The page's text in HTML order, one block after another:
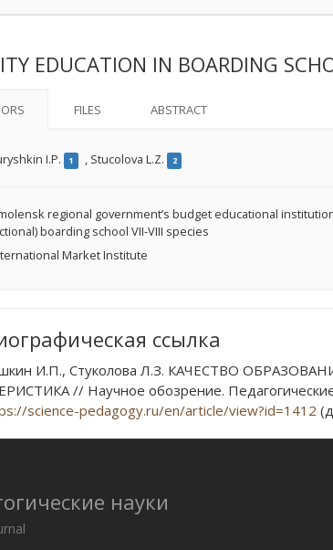
EDUCATION IN BOARDING
FILES ABSTRACT
I.P. 1 , Stucolova L.Z. 2
regional government’s budget educational
boarding school VII-VIII species
Market Institute
ссылка
И.П., Стуколова Л.З. КАЧЕСТВО
// Научное обозрение.
science-pedagogy.ru/en/article/view?id=1412
науки